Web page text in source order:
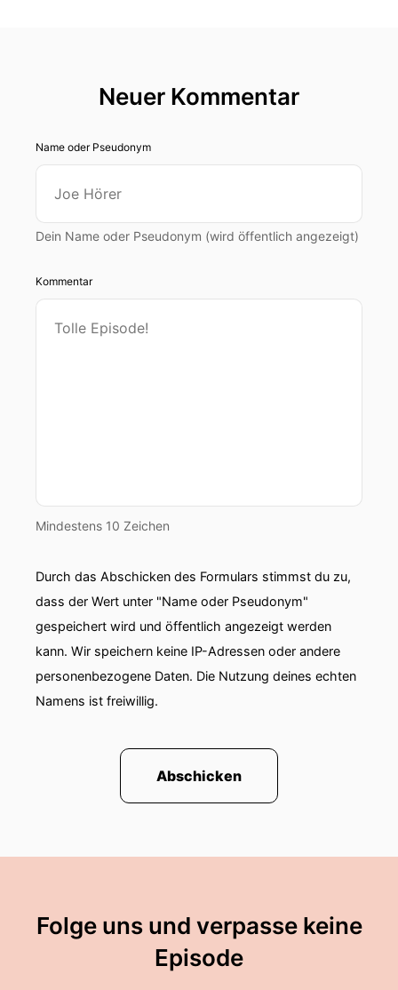
Neuer Kommentar
Name oder Pseudonym
Dein Name oder Pseudonym (wird öffentlich angezeigt)
Kommentar
Mindestens 10 Zeichen
Durch das Abschicken des Formulars stimmst du zu,
dass der Wert unter "Name oder Pseudonym"
gespeichert wird und öffentlich angezeigt werden
kann. Wir speichern keine IP-Adressen oder andere
personenbezogene Daten. Die Nutzung deines echten
Namens ist freiwillig.
Abschicken
Folge uns und verpasse keine
Episode